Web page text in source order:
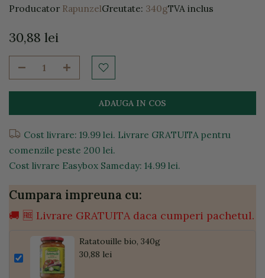
Producator RapunzelGreutate: 340gTVA inclus
30,88 lei
ADAUGA IN COS
Cost livrare: 19.99 lei. Livrare GRATUITA pentru
comenzile peste 200 lei.
Cost livrare Easybox Sameday: 14.99 lei.
Cumpara impreuna cu:
🚚 🆓 Livrare GRATUITA daca cumperi pachetul.
Ratatouille bio, 340g
30,88 lei